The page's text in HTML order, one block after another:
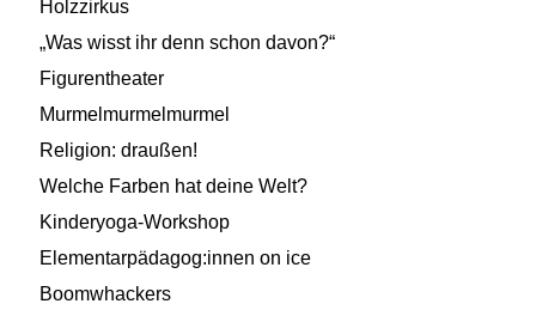
Holzzirkus
„Was wisst ihr denn schon davon?“
Figurentheater
Murmelmurmelmurmel
Religion: draußen!
Welche Farben hat deine Welt?
Kinderyoga-Workshop
Elementarpädagog:innen on ice
Boomwhackers